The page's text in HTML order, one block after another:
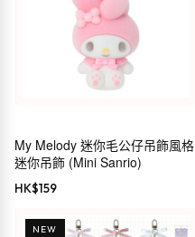
My Melody 迷你毛公仔吊飾風格
迷你吊飾 (Mini Sanrio)
HK$159
NEW